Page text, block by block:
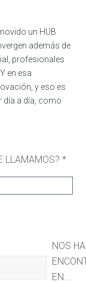
un HUB
además de
profesionales
en esa
y eso es
día a día, como
LLAMAMOS? *
NOS
EN...